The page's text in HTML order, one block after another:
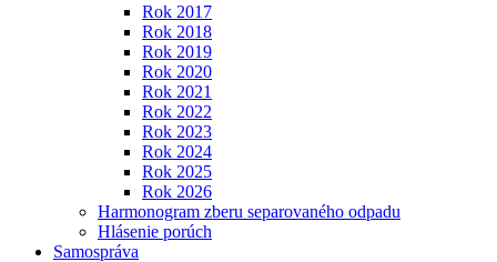
Rok 2017
Rok 2018
Rok 2019
Rok 2020
Rok 2021
Rok 2022
Rok 2023
Rok 2024
Rok 2025
Rok 2026
Harmonogram zberu separovaného odpadu
Hlásenie porúch
Samospráva